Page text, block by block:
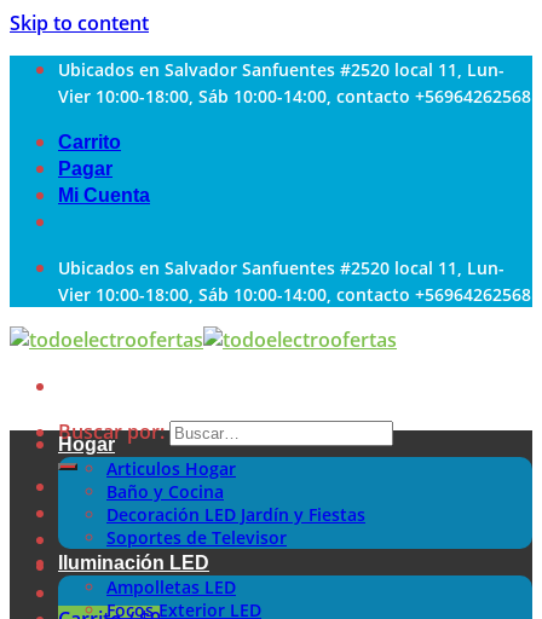
Skip to content
Ubicados en Salvador Sanfuentes #2520 local 11, Lun-
Vier 10:00-18:00, Sáb 10:00-14:00, contacto +56964262568
Carrito
Pagar
Mi Cuenta
Ubicados en Salvador Sanfuentes #2520 local 11, Lun-
Vier 10:00-18:00, Sáb 10:00-14:00, contacto +56964262568
Buscar por:
Hogar
Articulos Hogar
Baño y Cocina
Decoración LED Jardín y Fiestas
Soportes de Televisor
Iluminación LED
Ampolletas LED
Focos Exterior LED